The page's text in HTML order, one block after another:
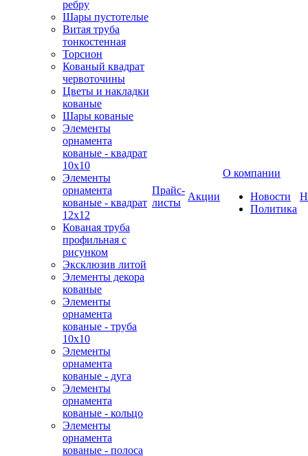
ребру
Шары пустотелые
Витая труба
тонкостенная
Торсион
Кованый квадрат
червоточины
Цветы и накладки
кованые
Шары кованые
Элементы
орнамента
кованые - квадрат
10х10
Элементы
орнамента
кованые - квадрат
12х12
Кованая труба
профильная с
рисунком
Эксклюзив литой
Элементы декора
кованые
Элементы
орнамента
кованые - труба
10х10
Элементы
орнамента
кованые - дуга
Элементы
орнамента
кованые - кольцо
Элементы
орнамента
кованые - полоса
Прайс-
листы
Акции
О компании
Новости
Политика